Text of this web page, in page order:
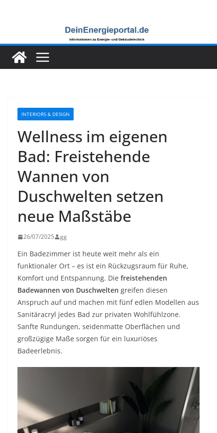
INTERIORS & DESIGN
Wellness im eigenen
Bad: Freistehende
Wannen von
Duschwelten setzen
neue Maßstäbe
26/07/2025 gg
Ein Badezimmer ist heute weit mehr als ein
funktionaler Ort – es ist ein Rückzugsraum für Ruhe,
Komfort und Entspannung. Die freistehenden
Badewannen von Duschwelten greifen diesen
Anspruch auf und machen mit fünf edlen Modellen aus
Sanitäracryl jedes Bad zur privaten Wohlfühlzone.
Sanfte Rundungen, seidenmatte Oberflächen und
großzügige Maße sorgen für ein luxuriöses
Badeerlebnis.